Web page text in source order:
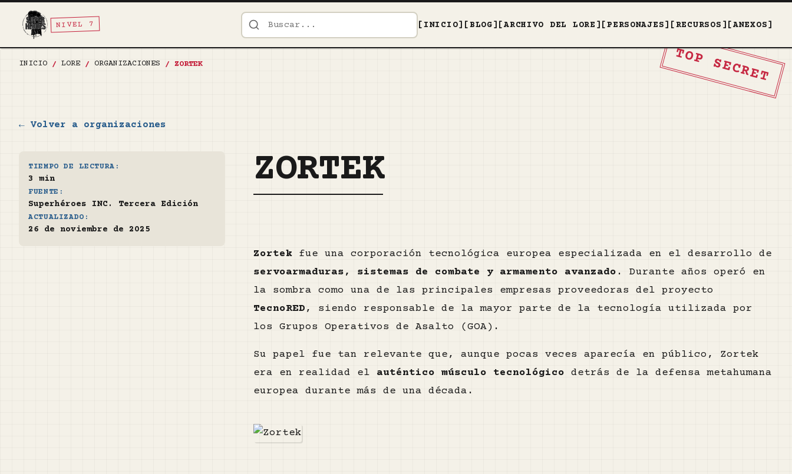
TOP SECRET
NIVEL 7 [INICIO] [BLOG] [ARCHIVO DEL LORE] [PERSONAJES] [RECURSOS] [ANEXOS]
INICIO / LORE / ORGANIZACIONES / ZORTEK
← Volver a organizaciones
TIEMPO DE LECTURA:
3 min
FUENTE:
Superhéroes INC. Tercera Edición
ACTUALIZADO:
26 de noviembre de 2025
ZORTEK
Zortek fue una corporación tecnológica europea especializada en el desarrollo de
servoarmaduras, sistemas de combate y armamento avanzado . Durante años operó en
la sombra como una de las principales empresas proveedoras del proyecto
TecnoRED , siendo responsable de la mayor parte de la tecnología utilizada por
los Grupos Operativos de Asalto (GOA).
Su papel fue tan relevante que, aunque pocas veces aparecía en público, Zortek
era en realidad el auténtico músculo tecnológico detrás de la defensa metahumana
europea durante más de una década.